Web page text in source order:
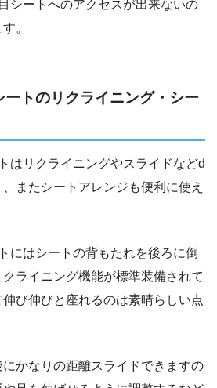
シートへのアクセスが出来ないの
。
ートのリクライニング・シー
はリクライニングやスライドなどd
またシートアレンジも便利に使え
にはシートの背もたれを後ろに倒
ライニング機能が標準装備されて
び伸びと座れるのは素晴らしい点
かなりの距離スライドできますの